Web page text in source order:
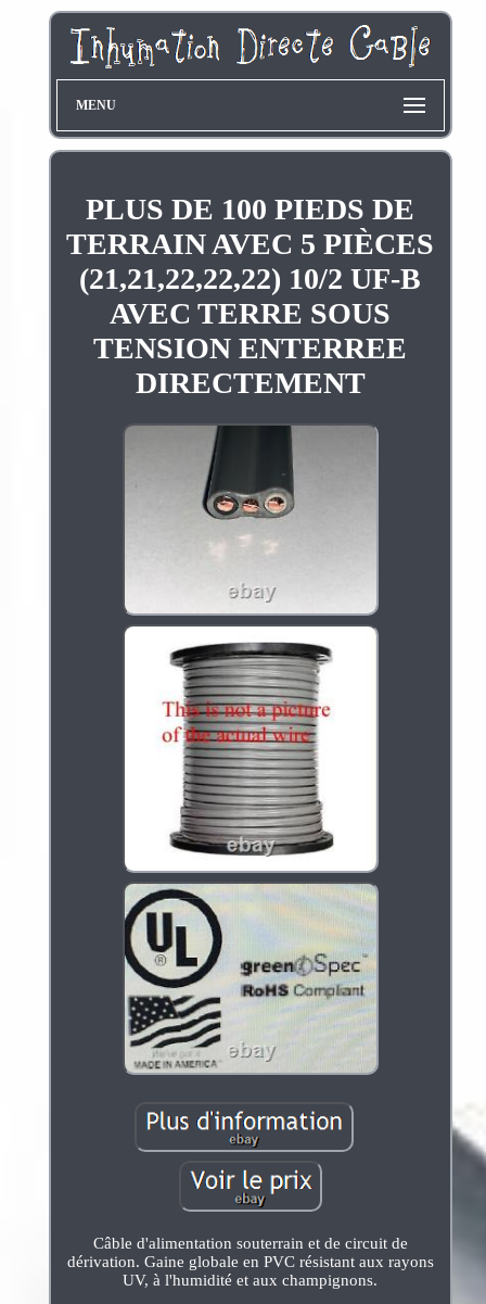
MENU
PLUS DE 100 PIEDS DE
TERRAIN AVEC 5 PIÈCES
(21,21,22,22,22) 10/2 UF-B
AVEC TERRE SOUS
TENSION ENTERREE
DIRECTEMENT
Câble d'alimentation souterrain et de circuit de
dérivation. Gaine globale en PVC résistant aux rayons
UV, à l'humidité et aux champignons.